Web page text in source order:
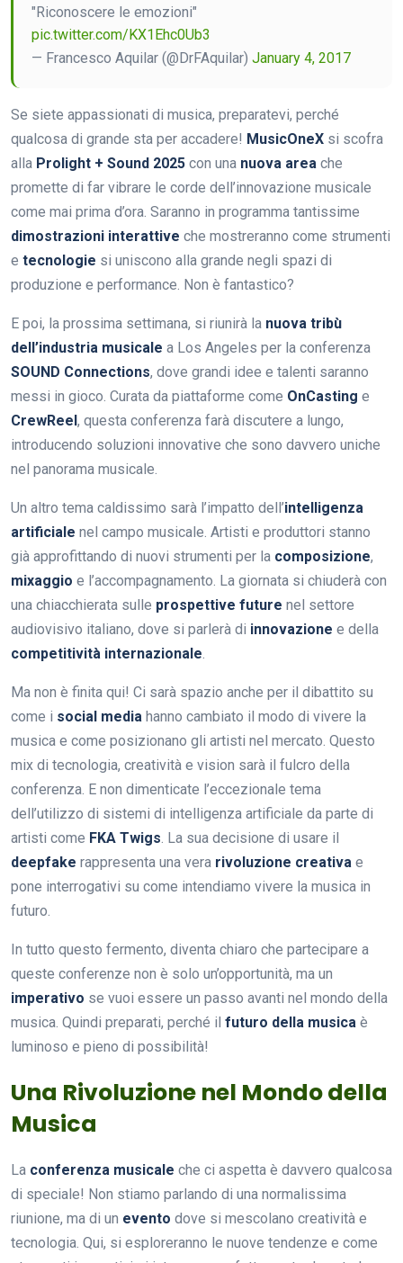
"Riconoscere le emozioni"
pic.twitter.com/KX1Ehc0Ub3
— Francesco Aquilar (@DrFAquilar) January 4, 2017
Se siete appassionati di musica, preparatevi, perché
qualcosa di grande sta per accadere! MusicOneX si scofra
alla Prolight + Sound 2025 con una nuova area che
promette di far vibrare le corde dell’innovazione musicale
come mai prima d’ora. Saranno in programma tantissime
dimostrazioni interattive che mostreranno come strumenti
e tecnologie si uniscono alla grande negli spazi di
produzione e performance. Non è fantastico?
E poi, la prossima settimana, si riunirà la nuova tribù
dell’industria musicale a Los Angeles per la conferenza
SOUND Connections, dove grandi idee e talenti saranno
messi in gioco. Curata da piattaforme come OnCasting e
CrewReel , questa conferenza farà discutere a lungo,
introducendo soluzioni innovative che sono davvero uniche
nel panorama musicale.
Un altro tema caldissimo sarà l’impatto dell’intelligenza
artificiale nel campo musicale. Artisti e produttori stanno
già approfittando di nuovi strumenti per la composizione,
mixaggio e l’accompagnamento. La giornata si chiuderà con
una chiacchierata sulle prospettive future nel settore
audiovisivo italiano, dove si parlerà di innovazione e della
competitività internazionale.
Ma non è finita qui! Ci sarà spazio anche per il dibattito su
come i social media hanno cambiato il modo di vivere la
musica e come posizionano gli artisti nel mercato. Questo
mix di tecnologia, creatività e vision sarà il fulcro della
conferenza. E non dimenticate l’eccezionale tema
dell’utilizzo di sistemi di intelligenza artificiale da parte di
artisti come FKA Twigs. La sua decisione di usare il
deepfake rappresenta una vera rivoluzione creativa e
pone interrogativi su come intendiamo vivere la musica in
futuro.
In tutto questo fermento, diventa chiaro che partecipare a
queste conferenze non è solo un’opportunità, ma un
imperativo se vuoi essere un passo avanti nel mondo della
musica. Quindi preparati, perché il futuro della musica è
luminoso e pieno di possibilità!
Una Rivoluzione nel Mondo della
Musica
La conferenza musicale che ci aspetta è davvero qualcosa
di speciale! Non stiamo parlando di una normalissima
riunione, ma di un evento dove si mescolano creatività e
tecnologia. Qui, si esploreranno le nuove tendenze e come